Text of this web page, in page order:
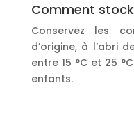
Comment
Conservez les
d’origine, à l’abri
entre 15 °C et 25
enfants.